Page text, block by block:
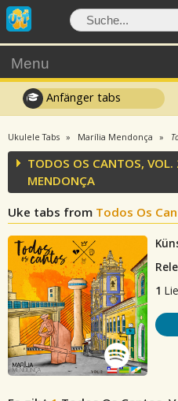
Menu
Anfänger tabs
Ukulele Tabs Marília Mendonça
TODOS OS CANTOS, VOL.
MENDONÇA
Uke tabs from Todos Os
1